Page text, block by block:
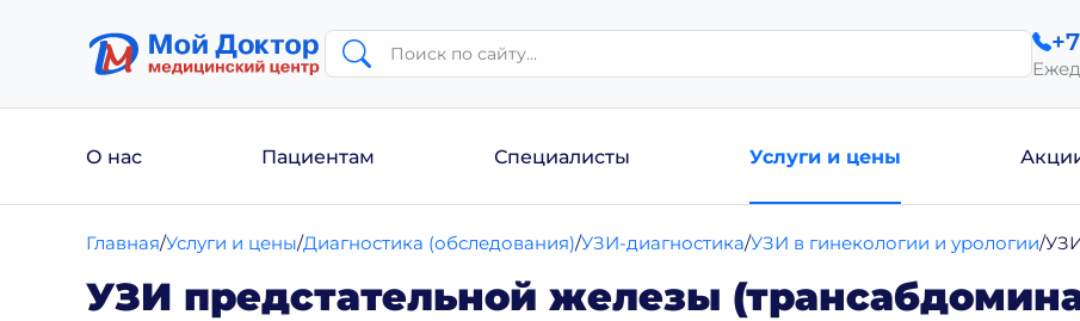
О нас Пациентам Специалисты Услуги и цены
Главная Услуги и цены Диагностика (обследования) УЗИ-диагностика УЗИ в гинекологии и урологии
УЗИ предстательной железы